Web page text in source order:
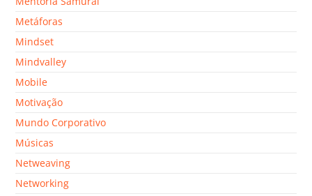
Metáforas
Mindset
Mindvalley
Mobile
Motivação
Mundo Corporativo
Músicas
Netweaving
Networking